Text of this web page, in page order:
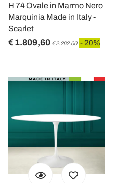
H 74 Ovale in Marmo Nero
Marquinia Made in Italy -
Scarlet
€ 1.809,60 € 2.262,00 - 20%